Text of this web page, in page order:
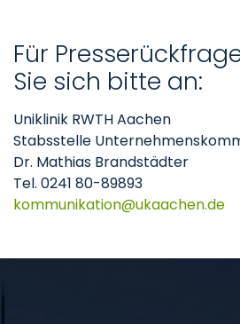
Für
Sie sich bitte an:
Uniklinik RWTH Aachen
Stabsstelle
Dr. Mathias Brandstädter
Tel. 0241 80-89893
kommunikation
ukaachende